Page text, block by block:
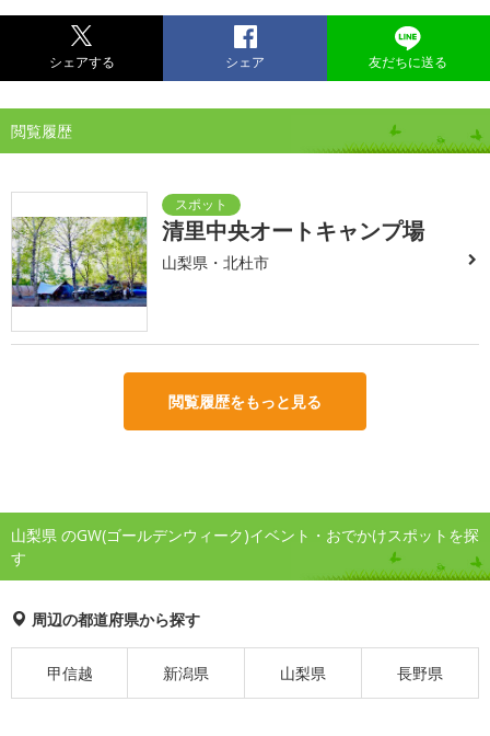
シェアする シェア 友だちに送る
閲覧履歴
清里中央オートキャンプ場
山梨県・北杜市
閲覧履歴をもっと見る
山梨県 のGW(ゴールデンウィーク)イベント・おでかけスポットを探
す
周辺の都道府県から探す
甲信越 新潟県 山梨県 長野県